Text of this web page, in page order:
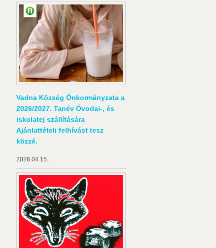
Vadna Község Önkormányzata a
2026/2027. Tanév Óvodai-, és
iskolatej szállítására
Ajánlattételi felhívást tesz
közzé.
2026.04.15.